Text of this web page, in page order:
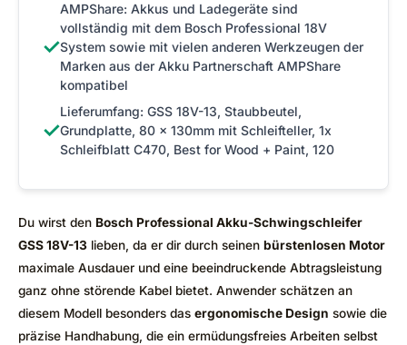
✓
AMPShare: Akkus und Ladegeräte sind
vollständig mit dem Bosch Professional 18V
System sowie mit vielen anderen Werkzeugen der
Marken aus der Akku Partnerschaft AMPShare
kompatibel
✓
Lieferumfang: GSS 18V-13, Staubbeutel,
Grundplatte, 80 x 130mm mit Schleifteller, 1x
Schleifblatt C470, Best for Wood + Paint, 120
Du wirst den Bosch Professional Akku-Schwingschleifer
GSS 18V-13 lieben, da er dir durch seinen bürstenlosen Motor
maximale Ausdauer und eine beeindruckende Abtragsleistung
ganz ohne störende Kabel bietet. Anwender schätzen an
diesem Modell besonders das ergonomische Design sowie die
präzise Handhabung, die ein ermüdungsfreies Arbeiten selbst